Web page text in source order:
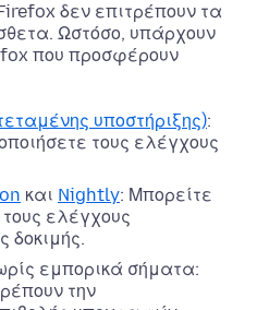
δεν επιτρέπουν τα
Ωστόσο, υπάρχουν
που προσφέρουν
υποστήριξης):
τους ελέγχους
και Nightly: Μπορείτε
ελέγχους
δοκιμής.
εμπορικά σήματα:
την